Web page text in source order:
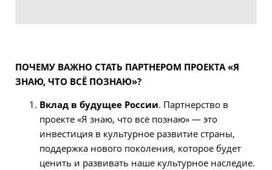
ПОЧЕМУ ВАЖНО СТАТЬ ПАРТНЕРОМ ПРОЕКТА «Я
ЗНАЮ, ЧТО ВСЁ ПОЗНАЮ»?
Вклад в будущее России. Партнерство в
проекте «Я знаю, что всё познаю» — это
инвестиция в культурное развитие страны,
поддержка нового поколения, которое будет
ценить и развивать наше культурное наследие.